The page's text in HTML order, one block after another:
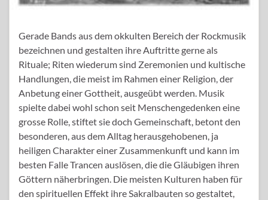
Gerade Bands aus dem okkulten Bereich der Rockmusik
bezeichnen und gestalten ihre Auftritte gerne als
Rituale; Riten wiederum sind Zeremonien und kultische
Handlungen, die meist im Rahmen einer Religion, der
Anbetung einer Gottheit, ausgeübt werden. Musik
spielte dabei wohl schon seit Menschengedenken eine
grosse Rolle, stiftet sie doch Gemeinschaft, betont den
besonderen, aus dem Alltag herausgehobenen, ja
heiligen Charakter einer Zusammenkunft und kann im
besten Falle Trancen auslösen, die die Gläubigen ihren
Göttern näherbringen. Die meisten Kulturen haben für
den spirituellen Effekt ihre Sakralbauten so gestaltet,